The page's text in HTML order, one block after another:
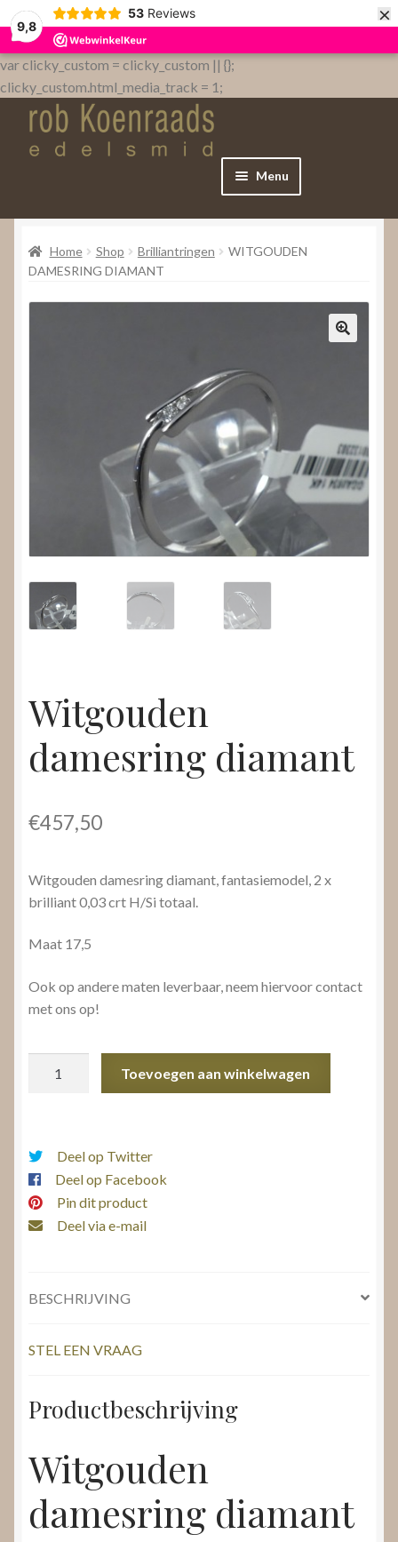
9,8
53 Reviews ×
var clicky_custom = clicky_custom || {};
clicky_custom.html_media_track = 1;
Menu
Home
WebShop
Submenu
uitvouwen
Home Shop Brilliantringen
WITGOUDEN
DAMESRING DIAMANT
Witgouden
damesring diamant
€457,50
Witgouden damesring diamant, fantasiemodel, 2 x
brilliant 0,03 crt H/Si totaal.
Maat 17,5
Ook op andere maten leverbaar, neem hiervoor contact
met ons op!
Toevoegen aan winkelwagen
Deel op Twitter
Deel op Facebook
Pin dit product
Deel via e-mail
BESCHRIJVING
STEL EEN VRAAG
Productbeschrijving
Witgouden
damesring diamant